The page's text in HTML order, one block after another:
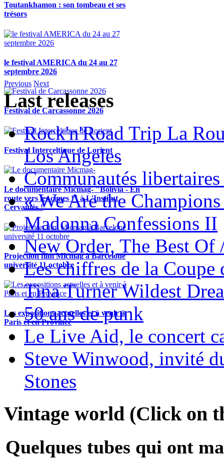
Toutankhamon : son tombeau et ses
trésors
le festival AMERICA du 24 au 27
septembre 2026
Festival de Carcassonne 2026
Festival Interceltique de Lorient
Le documentaire Micmag- "Bolivia - En
route vers les cimes !" à L'Institut
Cervantès !
Projection film Micmag à Barcelone
université 11 octobre
Les expositions actuelles et à venir à
Paris et en Province
Previous Next
Last releases
Rock'n'Road Trip La
Los Angeles
Communautés libertaires
« We Are the
Madonna Confessions II
New Order, The Best Of
Les chiffres de la Coupe
Tina Turner Wildest
50 ans de punk
Le Live Aid, le concert
Steve Winwood, invité
Stones
Vintage world (Click on
Quelques tubes qui ont